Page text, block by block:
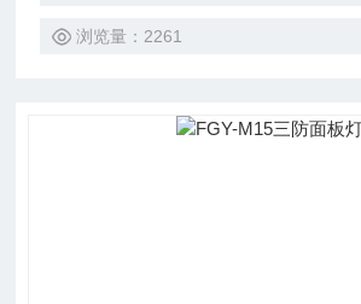
浏览量：2261